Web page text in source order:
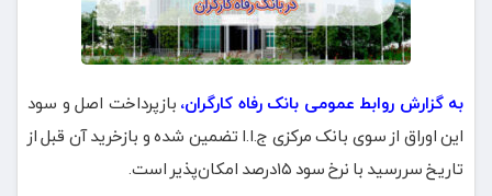
به گزارش روابط عمومی بانک رفاه کارگران،بازپرداخت اصل و سود
این اوراق از سوی بانک مرکزی ج.ا.ا تضمین شده و بازخرید آن قبل از
تاریخ سررسید با نرخ سود ۱۵درصد امکان‌پذیر است.